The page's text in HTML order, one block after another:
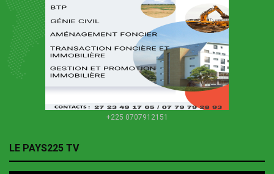
+225 0707912151
LE PAYS225 TV